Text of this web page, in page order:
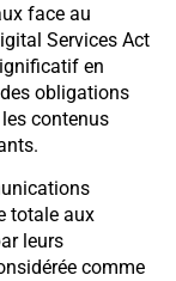
face au
Services Act
en
obligations
contenus
totale aux
leurs
comme